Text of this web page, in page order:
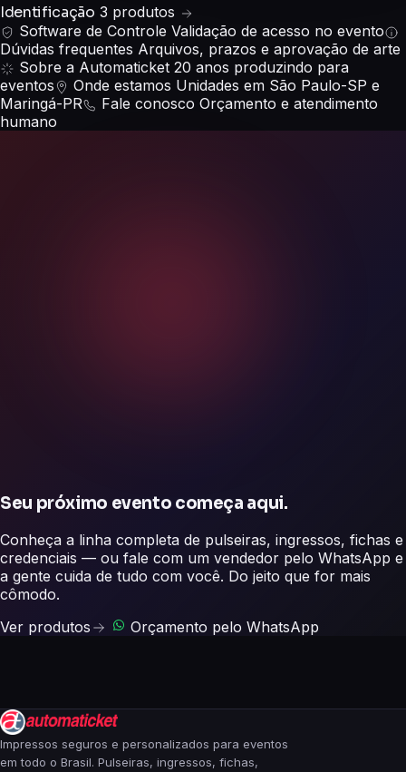
Identificação 3 produtos
Software de Controle Validação de acesso no evento
Dúvidas frequentes Arquivos, prazos e aprovação de arte
Sobre a Automaticket 20 anos produzindo para
eventos
Onde estamos Unidades em São Paulo-SP e
Maringá-PR
Fale conosco Orçamento e atendimento
humano
Seu próximo evento começa aqui.
Conheça a linha completa de pulseiras, ingressos, fichas e
credenciais — ou fale com um vendedor pelo WhatsApp e
a gente cuida de tudo com você. Do jeito que for mais
cômodo.
Ver produtos
Orçamento pelo WhatsApp
Impressos seguros e personalizados para eventos
em todo o Brasil. Pulseiras, ingressos, fichas,